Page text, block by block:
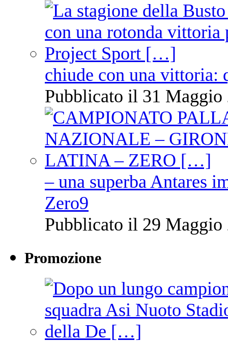
chiude con una vittoria:
Pubblicato il 31 Maggio
– una superba Antares
Zero9
Pubblicato il 29 Maggio
Promozione